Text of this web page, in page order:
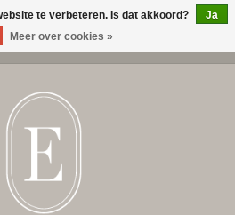
te verbeteren. Is dat akkoord?
Ja
Meer over cookies »